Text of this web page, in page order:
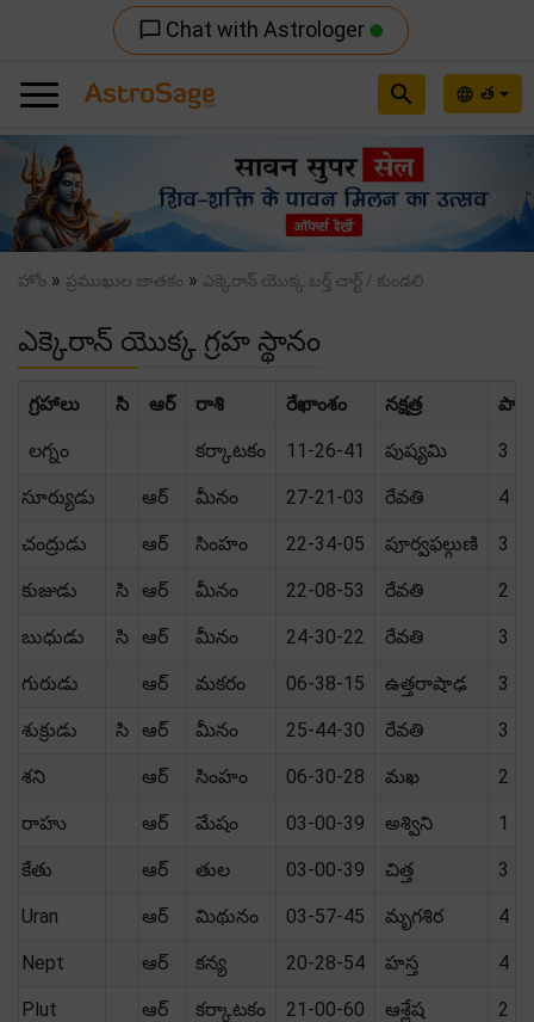
chat_bubble_outline Chat with Astrologer
language త
search
Previous
హోం » ప్రముఖుల జాతకం » ఎక్కెరాన్ యొక్క బర్త్ చార్ట్ / కుండలి
ఎక్కెరాన్ యొక్క గ్రహ స్థానం
గ్రహాలు సి ఆర్ రాశి రేఖాంశం నక్షత్ర
లగ్నం కర్కాటకం 11-26-41 పుష్యమి 3
సూర్యుడు ఆర్ మీనం 27-21-03 రేవతి 4
చంద్రుడు ఆర్ సింహం 22-34-05 పూర్వఫల్గుణి 3
కుజుడు సి ఆర్ మీనం 22-08-53 రేవతి 2
బుధుడు సి ఆర్ మీనం 24-30-22 రేవతి 3
గురుడు ఆర్ మకరం 06-38-15 ఉత్తరాషాఢ 3
శుక్రుడు సి ఆర్ మీనం 25-44-30 రేవతి 3
శని ఆర్ సింహం 06-30-28 మఖ 2
రాహు ఆర్ మేషం 03-00-39 అశ్విని 1
కేతు ఆర్ తుల 03-00-39 చిత్త 3
Uran ఆర్ మిథునం 03-57-45 మృగశిర 4
Nept ఆర్ కన్య 20-28-54 హస్త 4
Plut ఆర్ కర్కాటకం 21-00-60 ఆశ్లేష 2